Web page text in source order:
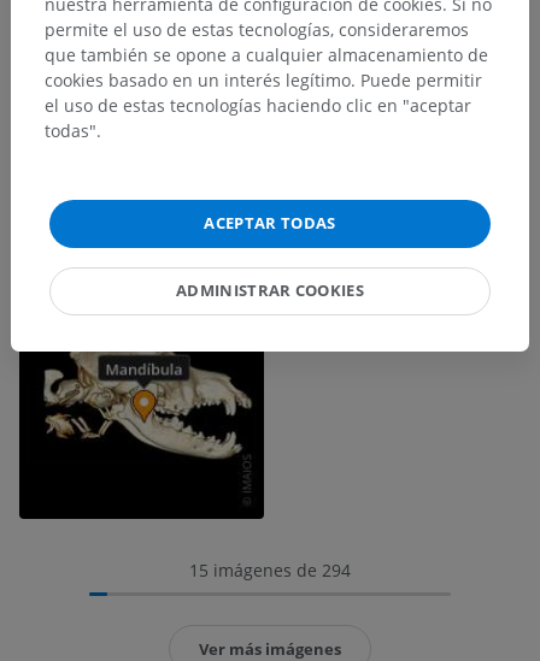
15 imágenes de 294
Ver más imágenes
nuestra herramienta de configuración de cookies. Si no
permite el uso de estas tecnologías, consideraremos
que también se opone a cualquier almacenamiento de
cookies basado en un interés legítimo. Puede permitir
el uso de estas tecnologías haciendo clic en "aceptar
todas".
ACEPTAR TODAS
ADMINISTRAR COOKIES